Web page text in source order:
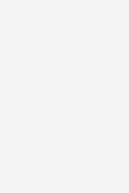
bietet eine
als auch
und die
entgegen.
aus.